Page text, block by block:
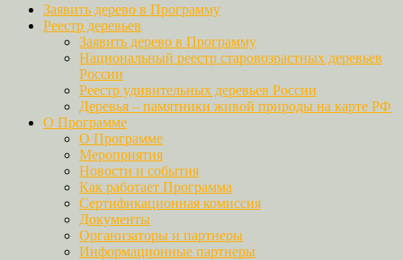
Заявить дерево в Программу
Реестр деревьев
Заявить дерево в Программу
Национальный реестр старовозрастных деревьев
России
Реестр удивительных деревьев России
Деревья – памятники живой природы на карте РФ
О Программе
О Программе
Мероприятия
Новости и события
Как работает Программа
Сертификационная комиссия
Документы
Организаторы и партнеры
Информационные партнеры